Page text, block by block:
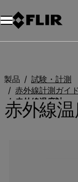
製品
試験・計測
赤外線計測ガイド
赤外線温度計
赤外線